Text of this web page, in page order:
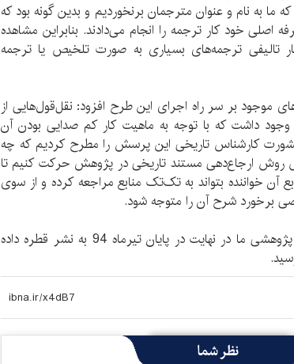
ما به نام و عنوان مترجمان برنخوردیم و بدین گونه بود که
اصلی خود کار ترجمه را انجام می‌دادند. بنابراین مشاهده
تالیفی ترجمه‌های بسیاری به صورت تلخیص یا ترجمه
موجود بر سر راه اجرای این طرح افزود: نقل‌قول‌هایی از
داشت که با توجه به ماهیت کار کم صدایی بودن آن
مشورت کارشناس تاریخی این پرسش را مطرح کردیم که چه
روش ارجاع‌دهی مستند تاریخی در پژوهش حرکت کنیم تا
آن خواننده بتواند به تک‌تک منابع مراجعه کرده و از سوی
برخورد شرح آن را متوجه شود.
سعیدی در پایان گفت: طرح پژوهشی ما در نهایت در پایان تیرماه 94 به نشر قطره داده
نظر شما